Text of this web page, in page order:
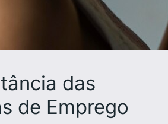
das
de Emprego